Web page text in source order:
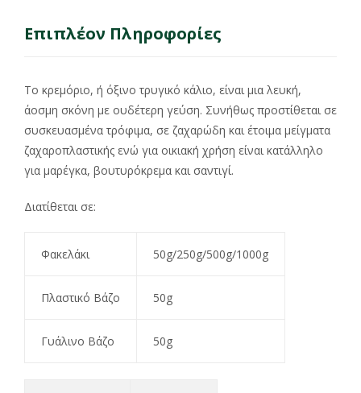
Επιπλέον Πληροφορίες
Το κρεμόριο, ή όξινο τρυγικό κάλιο, είναι μια λευκή,
άοσμη σκόνη με ουδέτερη γεύση. Συνήθως προστίθεται σε
συσκευασμένα τρόφιμα, σε ζαχαρώδη και έτοιμα μείγματα
ζαχαροπλαστικής ενώ για οικιακή χρήση είναι κατάλληλο
για μαρέγκα, βουτυρόκρεμα και σαντιγί.
Διατίθεται σε:
Φακελάκι 50g/250g/500g/1000g
Πλαστικό Βάζο 50g
Γυάλινο Βάζο 50g